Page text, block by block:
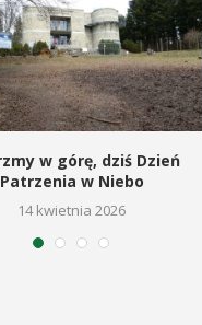
w górę, dziś Dzień
Patrzenia w Niebo
14 kwietnia 2026